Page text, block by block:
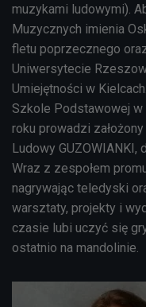
muzykami ludowymi).
Muzycznych imienia
fletu poprzecznego
Uniwersytecie
Umiejętności w
Szkole Podstawowej
roku prowadzi
Ludowy GUZOWIANKI,
Wraz z zespołem
nagrywając teledyski
warsztaty, projekty i
czasie lubi uczyć się
ostatnio na mandolinie.